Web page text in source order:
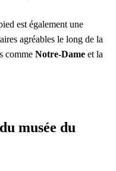
est également une
agréables le long de la
comme Notre-Dame et la
musée du